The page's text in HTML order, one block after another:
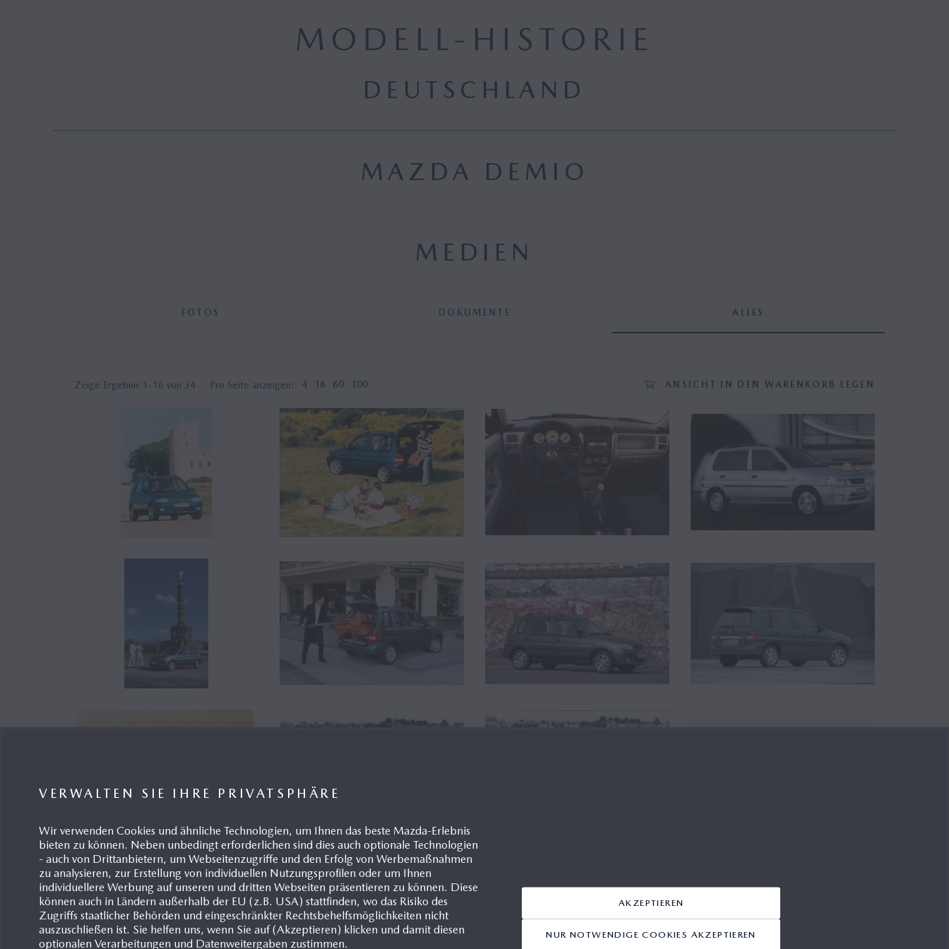
MODELL-HISTORIE
DEUTSCHLAND
MAZDA DEMIO
MEDIEN
FOTOS DOKUMENTE ALLES
Zeige Ergebnis 1-16 von 34 Pro Seite anzeigen: 4 16 60 100 ANSICHT IN DEN WARENKORB LEGEN
Mazda Demio, Pressemappe,
2000
29.06.2015
Mazda Demio, Pressetext, 1998
29.06.2015
Mazda Demio, Technische
29.06.2015
VERWALTEN SIE IHRE PRIVATSPHÄRE
Wir verwenden Cookies und ähnliche Technologien, um Ihnen das beste Mazda-Erlebnis
bieten zu können. Neben unbedingt erforderlichen sind dies auch optionale Technologien
- auch von Drittanbietern, um Webseitenzugriffe und den Erfolg von Werbemaßnahmen
zu analysieren, zur Erstellung von individuellen Nutzungsprofilen oder um Ihnen
individuellere Werbung auf unseren und dritten Webseiten präsentieren zu können. Diese
können auch in Ländern außerhalb der EU (z.B. USA) stattfinden, wo das Risiko des
Zugriffs staatlicher Behörden und eingeschränkter Rechtsbehelfsmöglichkeiten nicht
auszuschließen ist. Sie helfen uns, wenn Sie auf (Akzeptieren) klicken und damit diesen
optionalen Verarbeitungen und Datenweitergaben zustimmen.
NUR NOTWENDIGE COOKIES AKZEPTIEREN
AKZEPTIEREN